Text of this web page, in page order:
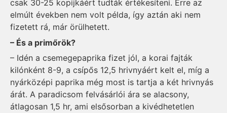
csak 30-25 kopijkáért tudták értékesíteni. Erre az
elmúlt években nem volt példa, így aztán aki nem
fizetett rá, már örülhetett.
– És a primőrök?
– Idén a csemegepaprika fizet jól, a korai fajták
kilónként 8-9, a csípős 12,5 hrivnyáért kelt el, míg a
nyárközépi paprika még most is tartja a két hrivnyás
árát. A paradicsom felvásárlói ára se alacsony,
átlagosan 1,5 hr, ami elsősorban a kivédhetetlen